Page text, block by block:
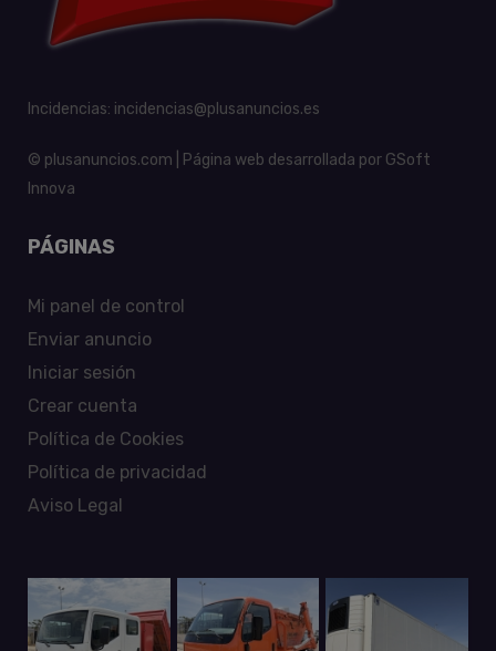
Incidencias: incidencias@plusanuncios.es
© plusanuncios.com | Página web desarrollada por GSoft
Innova
PÁGINAS
Mi panel de control
Enviar anuncio
Iniciar sesión
Crear cuenta
Política de Cookies
Política de privacidad
Aviso Legal